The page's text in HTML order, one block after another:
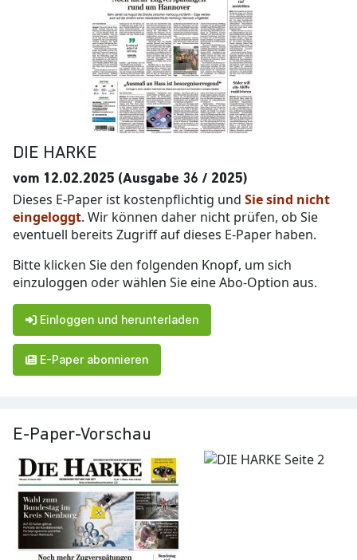
DIE HARKE
vom 12.02.2025 (Ausgabe 36 / 2025)
Dieses E-Paper ist kostenpflichtig und Sie sind nicht
eingeloggt. Wir können daher nicht prüfen, ob Sie
eventuell bereits Zugriff auf dieses E-Paper haben.
Bitte klicken Sie den folgenden Knopf, um sich
einzuloggen oder wählen Sie eine Abo-Option aus.
Einloggen und herunterladen
E-Paper abonnieren
E-Paper-Vorschau